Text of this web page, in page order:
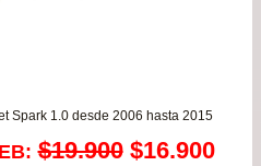
Spark 1.0 desde 2006 hasta 2015
$19.900 El
$16.900El